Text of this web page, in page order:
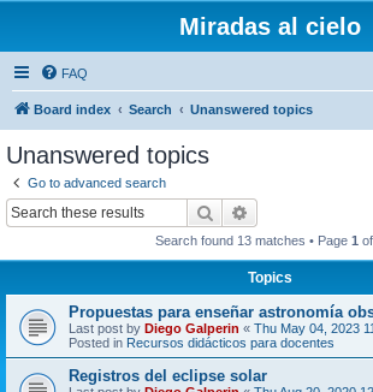
Miradas al cielo
FAQ
Board index Search Unanswered topics
Unanswered topics
Go to advanced search
Search
Search found 13 matches • Page 1 of
Topics
Propuestas para enseñar astronomía
Last post by Diego Galperin « Thu May 04, 2023
Posted in Recursos didácticos para docentes
Registros del eclipse solar